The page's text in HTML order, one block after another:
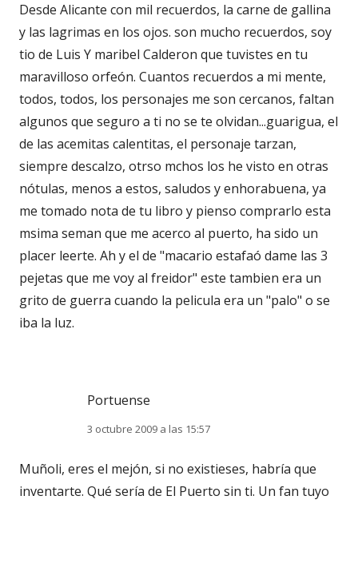
Desde Alicante con mil recuerdos, la carne de gallina
y las lagrimas en los ojos. son mucho recuerdos, soy
tio de Luis Y maribel Calderon que tuvistes en tu
maravilloso orfeón. Cuantos recuerdos a mi mente,
todos, todos, los personajes me son cercanos, faltan
algunos que seguro a ti no se te olvidan...guarigua, el
de las acemitas calentitas, el personaje tarzan,
siempre descalzo, otrso mchos los he visto en otras
nótulas, menos a estos, saludos y enhorabuena, ya
me tomado nota de tu libro y pienso comprarlo esta
msima seman que me acerco al puerto, ha sido un
placer leerte. Ah y el de "macario estafaó dame las 3
pejetas que me voy al freidor" este tambien era un
grito de guerra cuando la pelicula era un "palo" o se
iba la luz.
Portuense
3 octubre 2009 a las 15:57
Muñoli, eres el mejón, si no existieses, habría que
inventarte. Qué sería de El Puerto sin ti. Un fan tuyo